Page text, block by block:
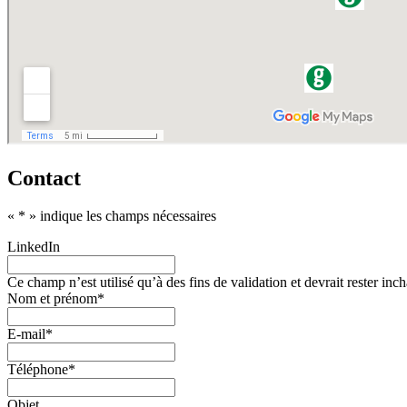
Contact
« * » indique les champs nécessaires
LinkedIn
Ce champ n’est utilisé qu’à des fins de validation et devrait rester
Nom et prénom*
E-mail*
Téléphone*